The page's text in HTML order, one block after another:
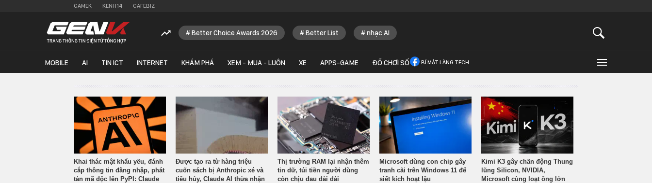
GAMEK KENH14 CAFEBIZ
Better Choice Awards 2026 Better List nhạc AI
MOBILE AI TIN ICT INTERNET KHÁM PHÁ XEM - MUA - LUÔN XE APPS-GAME ĐỒ CHƠI SỐ BÍ MẬT LÀNG TECH
Khai thác mật khẩu yếu, đánh
cắp thông tin đăng nhập, phát
tán mã độc lên PyPI: Claude
Được tạo ra từ hàng triệu
cuốn sách bị Anthropic xé và
tiêu hủy, Claude AI thừa nhận
Thị trường RAM lại nhận thêm
tin dữ, túi tiền người dùng
còn chịu đau dài dài
Microsoft dùng con chip gây
tranh cãi trên Windows 11 để
siết kích hoạt lậu
Kimi K3 gây chấn động Thung
lũng Silicon, NVIDIA,
Microsoft cùng loạt ông lớn